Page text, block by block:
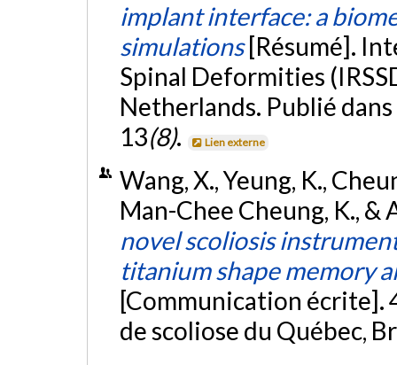
implant interface: a
simulations [Résumé].
Spinal Deformities
Netherlands. Publié
13(8). Lien externe
Wang, X., Yeung, K.,
Man-Chee Cheung, K., &
novel scoliosis
titanium shape memory
[Communication écrite].
de scoliose du Québec,